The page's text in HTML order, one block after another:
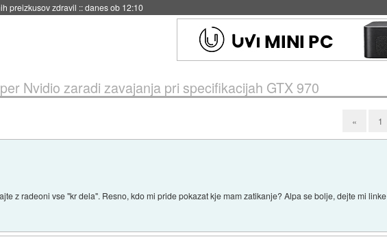
preizkusov zdravil ::danes ob 12:10
Nvidio zaradi zavajanja pri specifikacijah GTX 970
« 1
z radeoni vse "kr dela". Resno, kdo mi pride pokazat kje mam zatikanje? Alpa se bolje, dejte mi